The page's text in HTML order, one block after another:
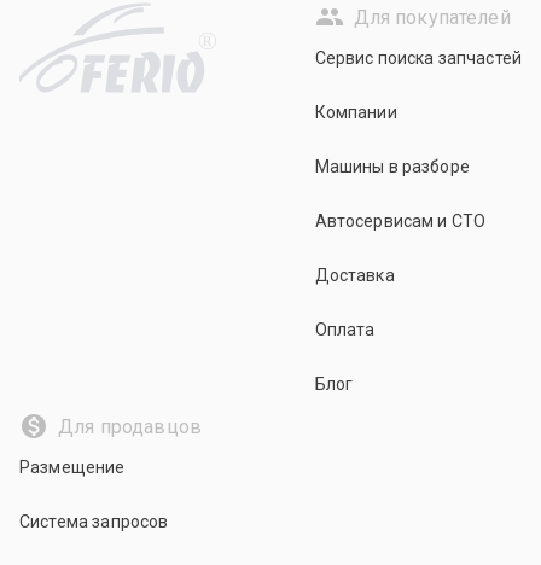
R
Для покупателей
Сервис поиска запчастей
Компании
Машины в разборе
Автосервисам и СТО
Доставка
Оплата
Блог
Для продавцов
Размещение
Система запросов